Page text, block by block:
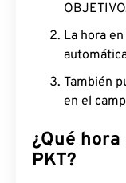
La hora
También
en el
¿Qué
PKT?